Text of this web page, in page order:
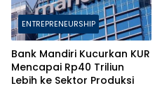
ENTREPRENEURSHIP
Bank Mandiri Kucurkan KUR
Mencapai Rp40 Triliun
Lebih ke Sektor Produksi